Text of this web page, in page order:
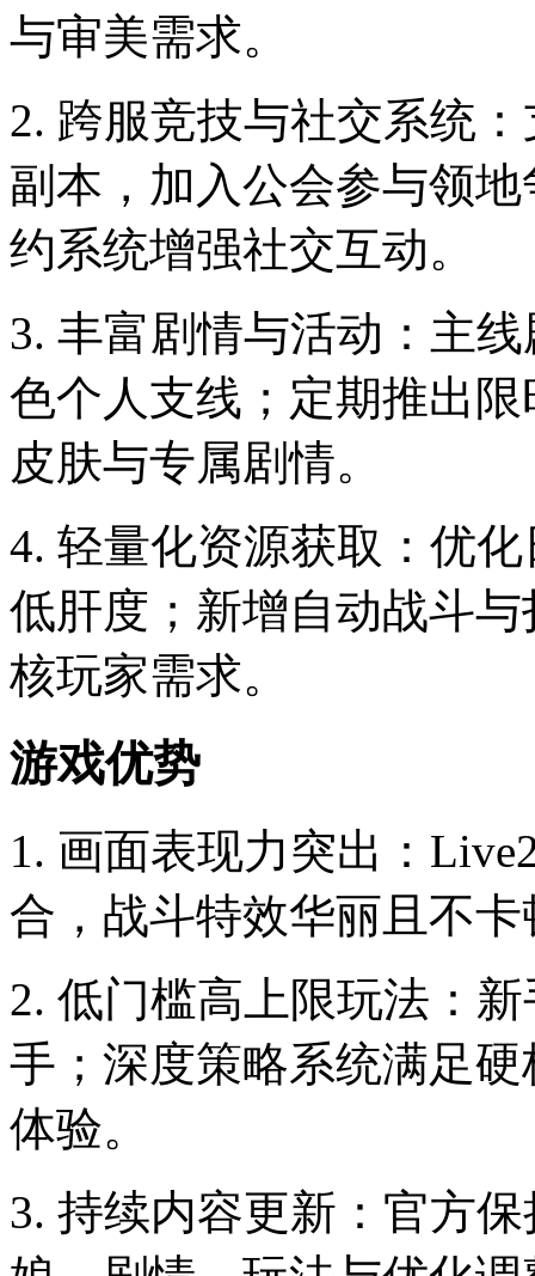
与审美需求。
2. 跨服竞技与社交系统
副本，加入公会参与领
约系统增强社交互动。
3. 丰富剧情与活动：主
色个人支线；定期推出
皮肤与专属剧情。
4. 轻量化资源获取：优
低肝度；新增自动战斗
核玩家需求。
游戏优势
1. 画面表现力突出：
合，战斗特效华丽且不
2. 低门槛高上限玩法：
手；深度策略系统满足
体验。
3. 持续内容更新：官方